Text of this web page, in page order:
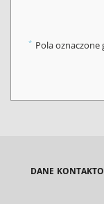
* Pola oznaczone
DANE